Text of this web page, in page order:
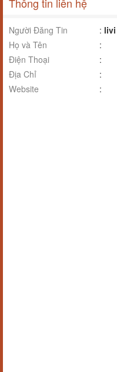
Người Đăng Tin : livi
Họ và Tên
:
Điện Thoại
:
Địa Chỉ
:
Website
: